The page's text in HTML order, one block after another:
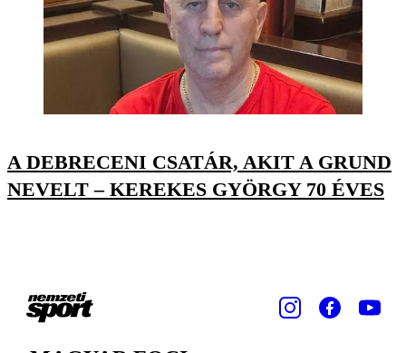
A DEBRECENI CSATÁR, AKIT A GRUND
NEVELT – KEREKES GYÖRGY 70 ÉVES